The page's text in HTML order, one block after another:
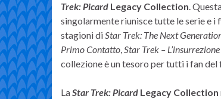
Trek: Picard Legacy Collection.
singolarmente riunisce tutte le serie e i
stagioni diStar Trek: The Next
Primo Contatto,Star Trek – L’insurrezione
collezione è un tesoro per tutti i fan del
LaStar Trek: Picard Legacy Collection